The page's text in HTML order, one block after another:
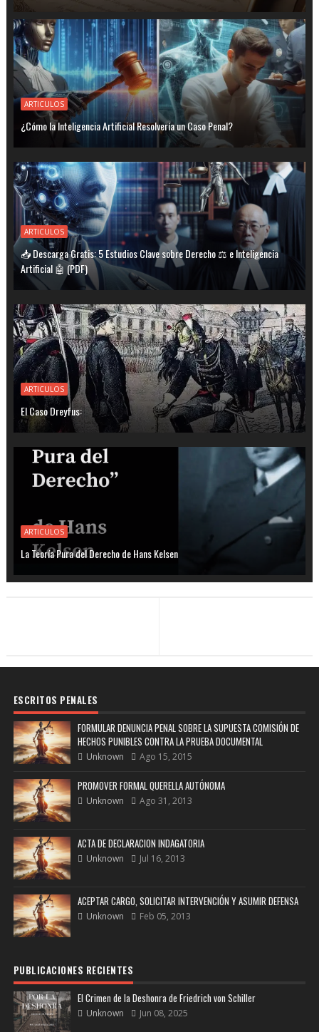
ARTICULOS
¿Cómo la Inteligencia Artificial Resolvería un Caso Penal?
ARTICULOS
📥 Descarga Gratis: 5 Estudios Clave sobre Derecho ⚖️ e Inteligencia
Artificial 🤖 (PDF)
ARTICULOS
El Caso Dreyfus:
ARTICULOS
La Teoría Pura del Derecho de Hans Kelsen
ESCRITOS PENALES
FORMULAR DENUNCIA PENAL SOBRE LA SUPUESTA COMISIÓN DE
HECHOS PUNIBLES CONTRA LA PRUEBA DOCUMENTAL
Unknown Ago 15, 2015
PROMOVER FORMAL QUERELLA AUTÓNOMA
Unknown Ago 31, 2013
ACTA DE DECLARACION INDAGATORIA
Unknown Jul 16, 2013
ACEPTAR CARGO, SOLICITAR INTERVENCIÓN Y ASUMIR DEFENSA
Unknown Feb 05, 2013
PUBLICACIONES RECIENTES
El Crimen de la Deshonra de Friedrich von Schiller
Unknown Jun 08, 2025